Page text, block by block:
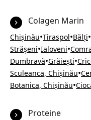
Colagen Marin
Chișinău•Tiraspol•Bălți•
Strășeni•Ialoveni•
Dumbravă•Grăiești•
Sculeanca, Chișinău•
Botanica, Chișinău•
Proteine